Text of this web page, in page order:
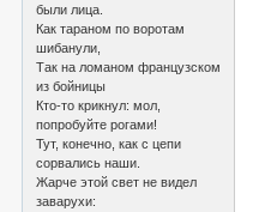
были лица.
Как тараном по воротам
шибанули,
Так на ломаном французском
из бойницы
Кто-то крикнул: мол,
попробуйте рогами!
Тут, конечно, как с цепи
сорвались наши.
Жарче этой свет не видел
заварухи: